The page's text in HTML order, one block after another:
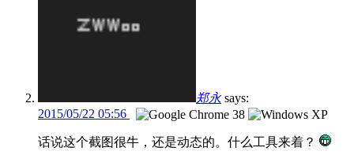
郑永 says:
2015/05/22 05:56
话说这个截图很牛，还是动态的。什么工具来着？